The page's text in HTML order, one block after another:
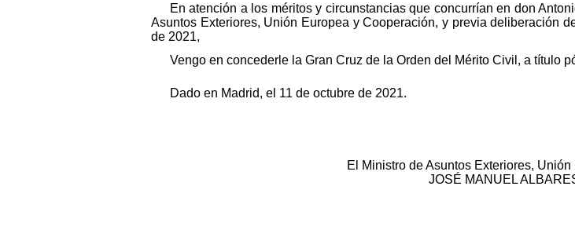
En atención a los méritos y circunstancias que concurrían en don
Asuntos Exteriores, Unión Europea y Cooperación, y previa deliberación
de 2021,
Vengo en concederle la Gran Cruz de la Orden del Mérito Civil, a título
Dado en Madrid, el 11 de octubre de 2021.
El Ministro de Asuntos Exteriores,
JOSÉ MANUEL